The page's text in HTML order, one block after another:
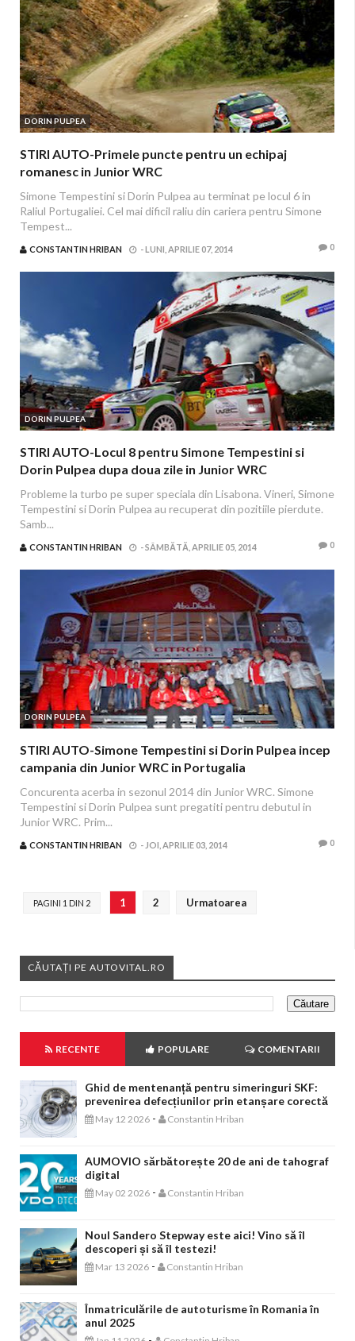
DORIN PULPEA
STIRI AUTO-Primele puncte pentru un echipaj
romanesc in Junior WRC
Simone Tempestini si Dorin Pulpea au terminat pe locul 6 in
Raliul Portugaliei. Cel mai dificil raliu din cariera pentru Simone
Tempest...
CONSTANTIN HRIBAN -LUNI, APRILIE 07, 2014 0
DORIN PULPEA
STIRI AUTO-Locul 8 pentru Simone Tempestini si
Dorin Pulpea dupa doua zile in Junior WRC
Probleme la turbo pe super speciala din Lisabona. Vineri, Simone
Tempestini si Dorin Pulpea au recuperat din pozitiile pierdute.
Samb...
CONSTANTIN HRIBAN -SÂMBĂTĂ, APRILIE 05, 2014 0
DORIN PULPEA
STIRI AUTO-Simone Tempestini si Dorin Pulpea incep
campania din Junior WRC in Portugalia
Concurenta acerba in sezonul 2014 din Junior WRC. Simone
Tempestini si Dorin Pulpea sunt pregatiti pentru debutul in
Junior WRC. Prim...
CONSTANTIN HRIBAN - JOI, APRILIE 03, 2014 0
PAGINI 1 DIN 2 1 2 Urmatoarea
CĂUTAȚI PE AUTOVITAL.RO
RECENTE POPULARE COMENTARII
Ghid de mentenanță pentru simeringuri SKF:
prevenirea defecțiunilor prin etanșare corectă
May 12 2026 - Constantin Hriban
AUMOVIO sărbătorește 20 de ani de tahograf
digital
May 02 2026 - Constantin Hriban
Noul Sandero Stepway este aici! Vino să îl
descoperi și să îl testezi!
Mar 13 2026 - Constantin Hriban
Înmatriculările de autoturisme în Romania în
anul 2025